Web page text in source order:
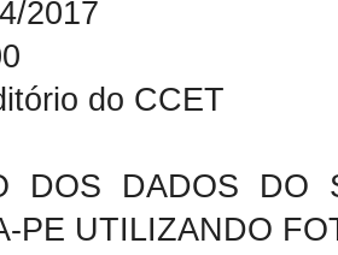
2017
do CCET
DOS DADOS DO
PE UTILIZANDO